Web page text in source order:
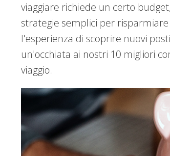
viaggiare richiede un certo
strategie semplici per
l'esperienza di scoprire nuovi
un'occhiata ai nostri 10 migliori
viaggio.